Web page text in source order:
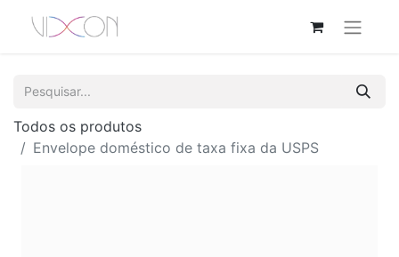
Todos os produtos
Envelope doméstico de taxa fixa da USPS